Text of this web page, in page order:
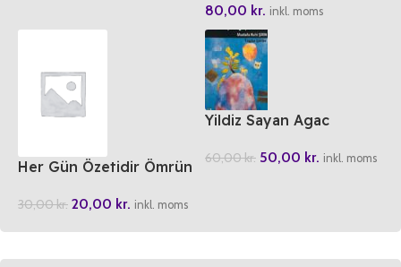
Peygamber Efendimizi
Anlatiyor
80,00 kr. inkl. moms
Her Gün Özetidir Ömrün
30,00kr. 20,00 kr. inkl. moms
Yildiz Sayan Agac
60,00kr. 50,00 kr. inkl. moms